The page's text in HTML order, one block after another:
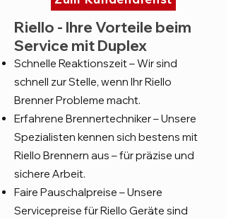
Riello - Ihre Vorteile beim
Service mit Duplex
Schnelle Reaktionszeit – Wir sind
schnell zur Stelle, wenn Ihr Riello
Brenner Probleme macht.
Erfahrene Brennertechniker – Unsere
Spezialisten kennen sich bestens mit
Riello Brennern aus – für präzise und
sichere Arbeit.
Faire Pauschalpreise – Unsere
Servicepreise für Riello Geräte sind